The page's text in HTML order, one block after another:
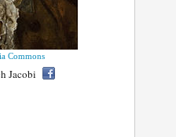
Commons
Jacobi